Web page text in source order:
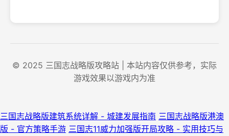
© 2025 三国志战略版攻略站 | 本站内容仅供参考，实际
游戏效果以游戏内为准
三国志战略版建筑系统详解 - 城建发展指南 三国志战略版港澳
版 - 官方策略手游 三国志11威力加强版开局攻略 - 实用技巧与